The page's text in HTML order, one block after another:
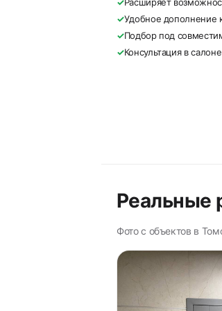
✓Удобное дополнение
✓Подбор под
✓Консультация в салоне
Реальные
Фото с объектов в